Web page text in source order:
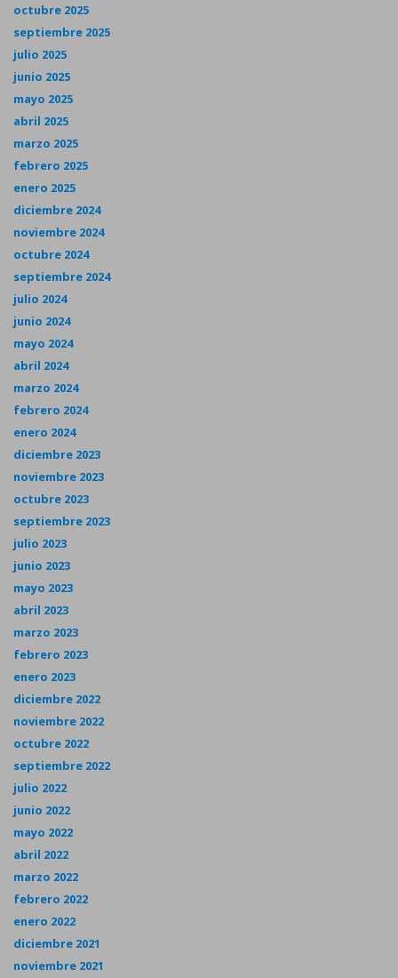
octubre 2025
septiembre 2025
julio 2025
junio 2025
mayo 2025
abril 2025
marzo 2025
febrero 2025
enero 2025
diciembre 2024
noviembre 2024
octubre 2024
septiembre 2024
julio 2024
junio 2024
mayo 2024
abril 2024
marzo 2024
febrero 2024
enero 2024
diciembre 2023
noviembre 2023
octubre 2023
septiembre 2023
julio 2023
junio 2023
mayo 2023
abril 2023
marzo 2023
febrero 2023
enero 2023
diciembre 2022
noviembre 2022
octubre 2022
septiembre 2022
julio 2022
junio 2022
mayo 2022
abril 2022
marzo 2022
febrero 2022
enero 2022
diciembre 2021
noviembre 2021